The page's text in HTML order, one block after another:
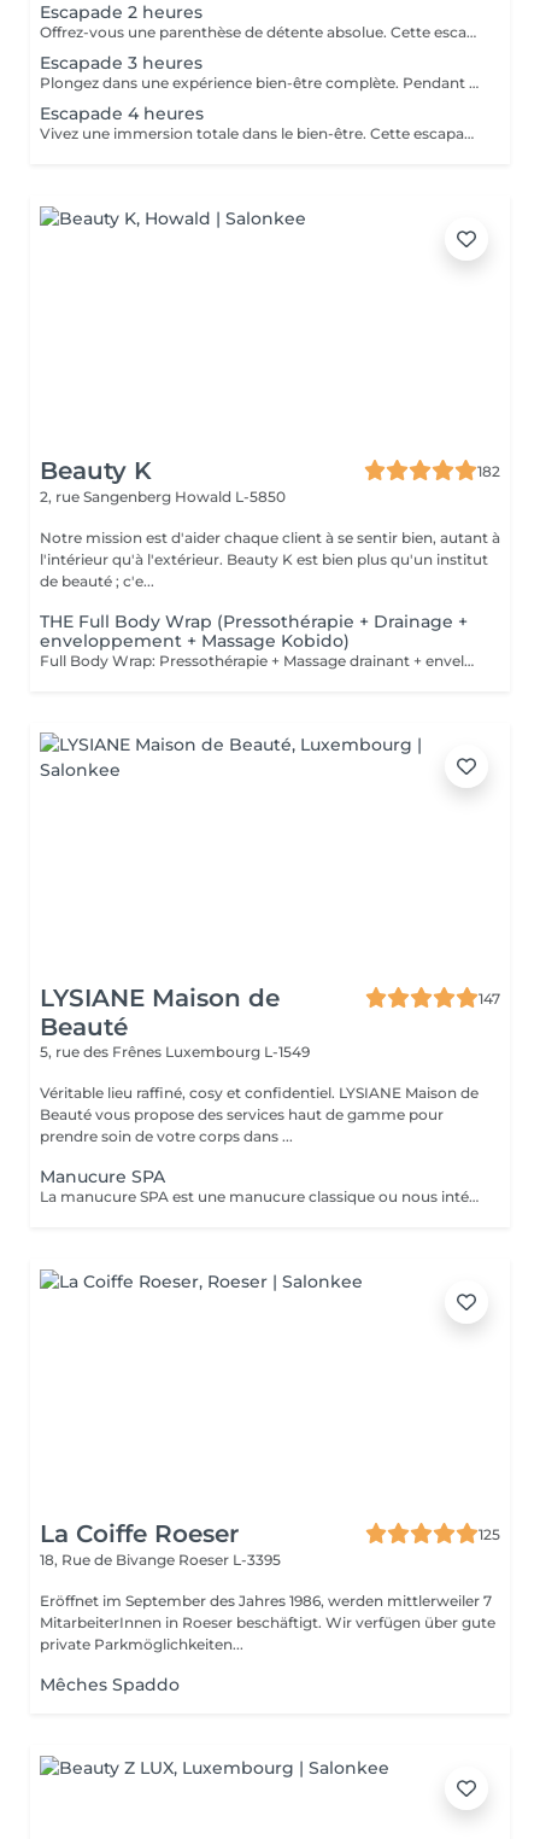
Escapade 2 heures
Offrez-vous une parenthèse de détente absolue. Cette escapade de 2 heures est idéale pour relâcher les tensions, se ressourcer et s'accorder un moment de bien-être hors du temps. Une pause parfaite pour le corps et l'esprit. Gommage au sable noir du corps, aux effluves boisées d'encens, de feuilles de verveine séchées et citron vert. Massage relaxant du corps à l'huile chaude aux notes ambrées et vanillées. Soin visage coup d'éclat
Escapade 3 heures
Plongez dans une expérience bien-être complète. Pendant 3 heures, laissez-vous envelopper par une atmosphère apaisante, pensée pour une relaxation profonde et durable. Le parfait équilibre entre lâcher-prise, soin et évasion. Gommage du corps gommage hindou aux effluves sucrés d'amande et de pistache. Enveloppement traditionnel du corps au curcuma et santal qui rendra un éclat à votre peau et la laissera douce comme de la soie. Soin visage nourrissant et régénérant à l'huile d'argan Le chois des produits utilisés peuvent être modifiés en fonction des saisons et des goûts de chacun.
Escapade 4 heures
Vivez une immersion totale dans le bien-être. Cette escapade de 4 heures vous invite à un voyage sensoriel d'exception, dédié à la détente intense, au ressourcement et au plaisir de prendre du temps pour soi. Une expérience luxueuse et inoubliable. Gommage reminéralisant au sel de la mer morte Enveloppement réparateur intense au beurre d'arganier Massage complet aux huiles chaudes des pieds à la tête Soin visage oxygénant et nourrissant Manucure et pédicure Ls produits utilisés peuvent varier en fonction des saisons ou des goûts de chacun.
Beauty K
182
2, rue Sangenberg Howald L-5850
Notre mission est d'aider chaque client à se sentir bien, autant à
l'intérieur qu'à l'extérieur. Beauty K est bien plus qu'un institut
de beauté ; c'e...
THE Full Body Wrap (Pressothérapie + Drainage +
enveloppement + Massage Kobido)
Full Body Wrap: Pressothérapie + Massage drainant + enveloppement + Massage facial Kobido: Le soin Full Body Wrap offre une expérience de bien-être intégrale, combinant les techniques de Massage Drainant, d'Enveloppement Corporel, de Pressothérapie, et de Massage Facial Kobido. Ce parcours complet est idéal pour ceux qui cherchent à revitaliser leur corps et visage tout en bénéficiant d'une relaxation profonde et d'un traitement esthétique et détoxifiant. Déroulement du Soin : 1. Massage Drainant : Le soin commence par un massage drainant qui stimule la circulation lymphatique, aide à réduire la rétention d'eau et prépare le corps pour l'enveloppement. Ce massage cible les zones susceptibles d'accumuler des toxines, facilitant leur élimination. 2. Enveloppement Corporel : Après le massage, un enveloppement corporel à base d'actifs naturels tels que des algues, de la boue ou de l'argile est appliqué. Cet enveloppement aide à infuser la peau de nutriments essentiels et intensifie la détoxification. 3. Pressothérapie : Le client passe ensuite dans la pressothérapie où la chaleur favorise une transpiration profonde, amplifiant l'effet des actifs de l'enveloppement tout en stimulant le système lymphatique et circulatoire. 4. Massage Facial Kobido (45 minutes) : Pour conclure le soin, un massage facial Kobido est pratiqué, durant lequel des techniques traditionnelles japonaises sont utilisées pour stimuler et rajeunir la peau du visage. Ce massage est réputé pour ses effets liftants et ses bienfaits sur la qualité de la peau, procurant éclat et fermeté. Bienfaits du Full Body Wrap : Détoxification Intensive : La combinaison du massage, de l'enveloppement et de la pressothérapie offre une purification en profondeur, aidant à éliminer les toxines accumulées dans le corps. Amélioration de la Circulation : Le massage drainant et la chaleur de la pressothérapie stimulent la circulation sanguine et lymphatique, favorisant une meilleure santé générale et une réduction de la cellulite. Effet Raffermissant et Tonifiant : L'enveloppement et la pressothérapie aident à tonifier et raffermir la peau, tandis que le Kobido cible les signes de vieillissement du visage, apportant un effet anti-âge naturel. Relaxation Profonde : Chaque étape du soin est conçue pour relaxer profondément, réduisant le stress et améliorant la qualité du sommeil. Ce soin est parfait pour ceux qui cherchent un traitement complet du corps et du visage, offrant des résultats visibles et une expérience de détente profonde.
LYSIANE Maison de
Beauté
147
5, rue des Frênes Luxembourg L-1549
Véritable lieu raffiné, cosy et confidentiel. LYSIANE Maison de
Beauté vous propose des services haut de gamme pour
prendre soin de votre corps dans ...
Manucure SPA
La manucure SPA est une manucure classique ou nous intégrons un gommage afin d'exfolier la peau pour la rendre plus douce avant d'appliquer un masque pour un soin profond. Aucun vernis ne sera appliqué à la fin du traitement.
La Coiffe Roeser
125
18, Rue de Bivange Roeser L-3395
Eröffnet im September des Jahres 1986, werden mittlerweiler 7
MitarbeiterInnen in Roeser beschäftigt. Wir verfügen über gute
private Parkmöglichkeiten...
Mêches Spaddo